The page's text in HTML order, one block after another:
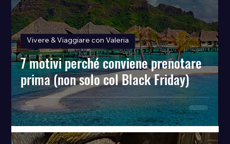
7 motivi perché conviene prenotare
prima (non solo col Black Friday)
Vivere & Viaggiare con Valeria